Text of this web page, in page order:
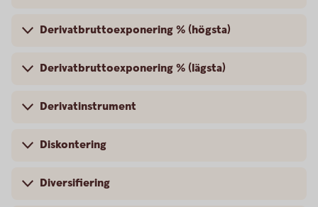
Derivatbruttoexponering % (högsta)
Derivatbruttoexponering % (lägsta)
Derivatinstrument
Diskontering
Diversifiering